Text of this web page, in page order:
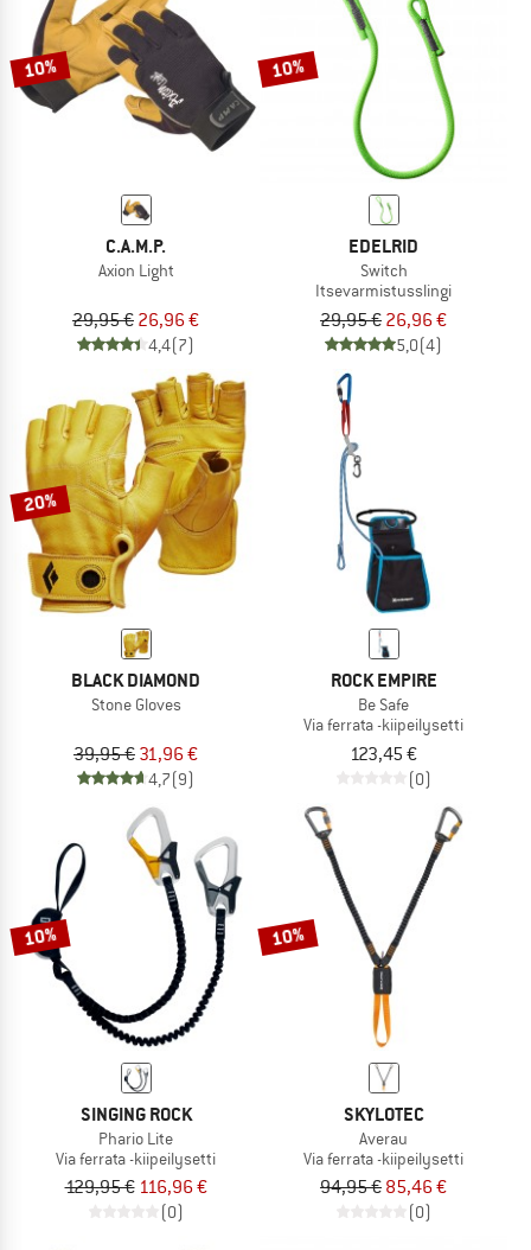
10%
C.A.M.P.
Axion Light
29,95 € 26,96 €
4,4(7)
10%
EDELRID
Switch
Itsevarmistusslingi
29,95 € 26,96 €
5,0(4)
20%
BLACK DIAMOND
Stone Gloves
39,95 € 31,96 €
4,7(9)
ROCK EMPIRE
Be Safe
Via ferrata -kiipeilysetti
123,45 €
(0)
10%
SINGING ROCK
Phario Lite
Via ferrata -kiipeilysetti
129,95 € 116,96 €
(0)
10%
SKYLOTEC
Averau
Via ferrata -kiipeilysetti
94,95 € 85,46 €
(0)